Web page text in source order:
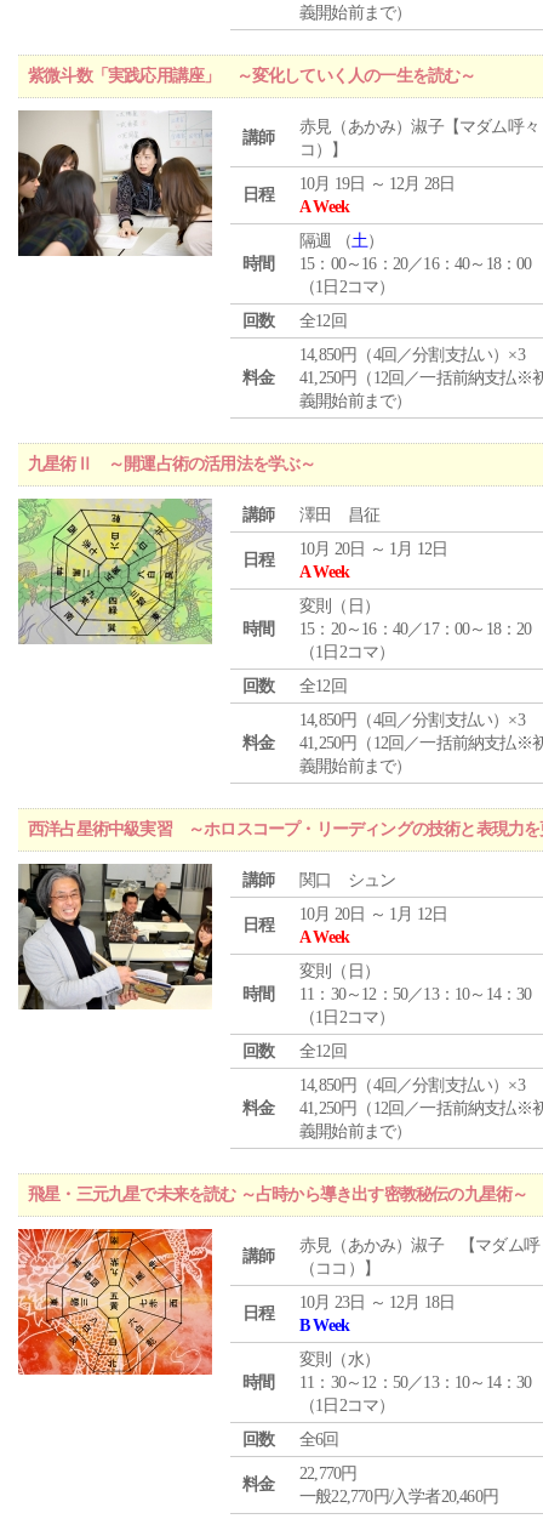
義開始前まで）
紫微斗数「実践応用講座」 ～変化していく人の一生を読む～
講師
赤見（あかみ）淑子【マダム呼々
コ）】
日程
10月 19日 ～ 12月 28日
A Week
時間
隔週 （土）
15：00～16：20／16：40～18：00
（1日2コマ）
回数
全12回
料金
14,850円（4回／分割支払い）×3
41,250円（12回／一括前納支払※
義開始前まで）
九星術Ⅱ ～開運占術の活用法を学ぶ～
講師 澤田 昌征
日程
10月 20日 ～ 1月 12日
A Week
時間
変則（日）
15：20～16：40／17：00～18：20
（1日2コマ）
回数
全12回
料金
14,850円（4回／分割支払い）×3
41,250円（12回／一括前納支払※
義開始前まで）
西洋占星術中級実習 ～ホロスコープ・リーディングの技術と表現力
講師 関口 シュン
日程
10月 20日 ～ 1月 12日
A Week
時間
変則（日）
11：30～12：50／13：10～14：30
（1日2コマ）
回数
全12回
料金
14,850円（4回／分割支払い）×3
41,250円（12回／一括前納支払※
義開始前まで）
飛星・三元九星で未来を読む ～占時から導き出す密教秘伝の九星術～
講師
赤見（あかみ）淑子 【マダム呼
（ココ）】
日程
10月 23日 ～ 12月 18日
B Week
時間
変則（水）
11：30～12：50／13：10～14：30
（1日2コマ）
回数
全6回
料金
22,770円
一般22,770円/入学者20,460円